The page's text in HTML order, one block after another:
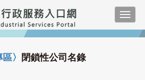
區〉 閉鎖性公司名錄